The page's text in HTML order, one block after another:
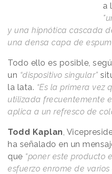
a
y una hipnótica cascada
una densa capa de
Todo ello es posible,
un “dispositivo singular”
la lata. “Es la primera vez
utilizada frecuentemente
aplica a un refresco de
Todd Kaplan,
ha señalado en un
que “poner este producto
esfuerzo enrome de